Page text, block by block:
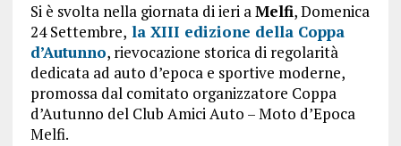
Si è svolta nella giornata di ieri aMelfi, Domenica
24 Settembre, la XIII edizione della Coppa
d’Autunno, rievocazione storica di regolarità
dedicata ad auto d’epoca e sportive moderne,
promossa dal comitato organizzatore Coppa
d’Autunno del Club Amici Auto – Moto d’Epoca
Melfi.